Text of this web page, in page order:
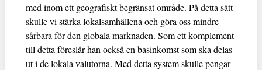
med inom ett geografiskt begränsat område. På detta sätt
skulle vi stärka lokalsamhällena och göra oss mindre
sårbara för den globala marknaden. Som ett komplement
till detta föreslår han också en basinkomst som ska delas
ut i de lokala valutorna. Med detta system skulle pengar